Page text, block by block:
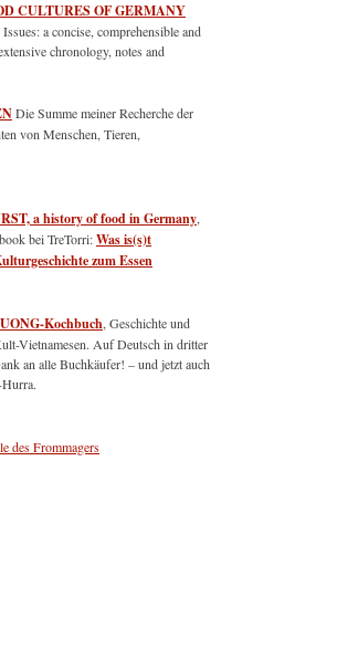
CULTURES OF GERMANY
a concise, comprehensible and
chronology, notes and
Die Summe meiner Recherche der
von Menschen, Tieren,
a history of food in Germany
bei TreTorri:Was is(s)t
zum Essen
Kochbuch , Geschichte und
Vietnamesen. Auf Deutsch in dritter
an alle Buchkäufer! – und jetzt auch